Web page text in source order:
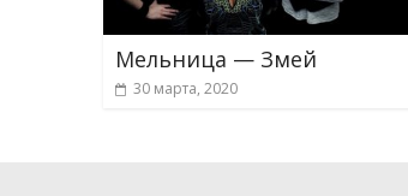
Мельница — Змей
30 марта, 2020